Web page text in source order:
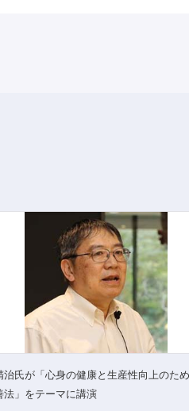
治氏が「心身の健康と生産性向上のた
法」をテーマに講演